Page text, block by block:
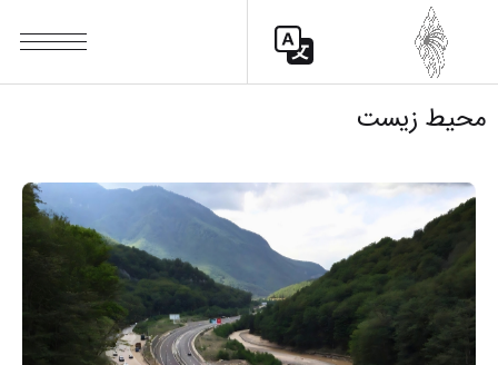
محیط زیست